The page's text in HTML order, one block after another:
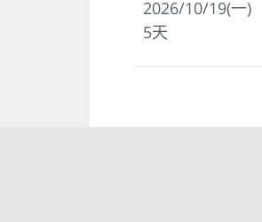
2026/10/19(一)
5天